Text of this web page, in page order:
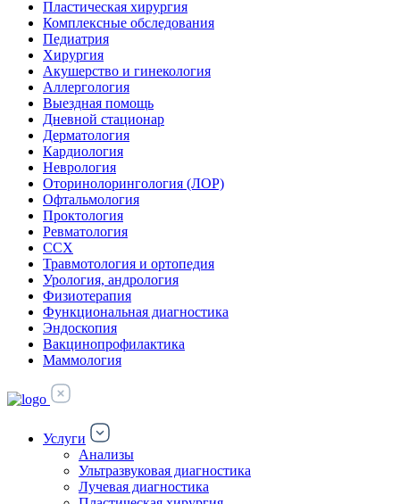
Пластическая хирургия
Комплексные обследования
Педиатрия
Хирургия
Акушерство и гинекология
Аллергология
Выездная помощь
Дневной стационар
Дерматология
Кардиология
Неврология
Оторинолорингология (ЛОР)
Офтальмология
Проктология
Ревматология
ССХ
Травмотология и ортопедия
Урология, андрология
Физиотерапия
Функциональная диагностика
Эндоскопия
Вакцинопрофилактика
Маммология
Услуги
Анализы
Ультразвуковая диагностика
Лучевая диагностика